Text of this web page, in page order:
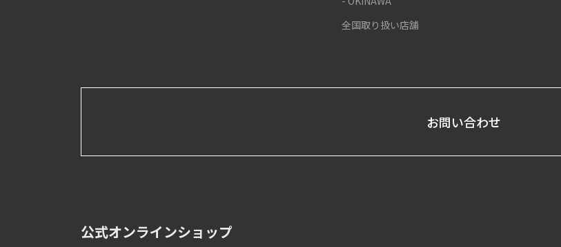
全国取り扱い店舗
お問い合わせ
公式オンラインショップ